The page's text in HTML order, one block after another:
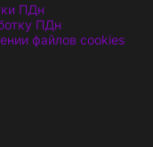
ПДн
ПДн
файлов cookies